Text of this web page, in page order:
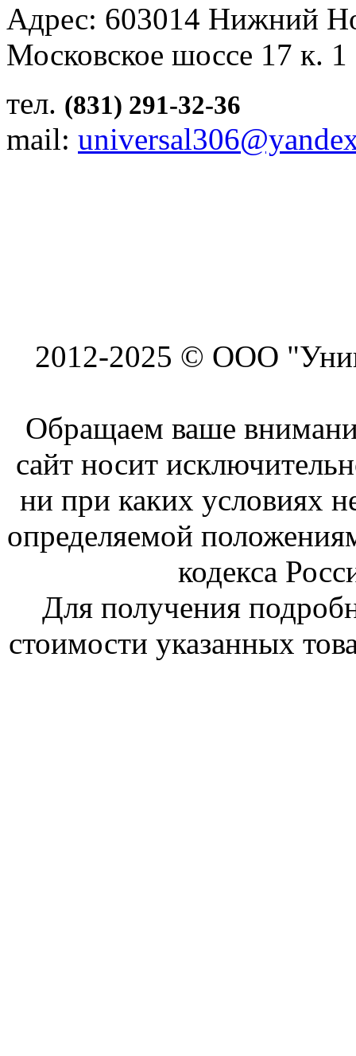
Адрес: 603014 Нижний
Московское шоссе 17 к.
тел. (831) 291-32-36
mail:
2012-2025 © ООО
Обращаем ваше
сайт носит
ни при каких условиях
определяемой
кодекса
Для получения
стоимости указанных